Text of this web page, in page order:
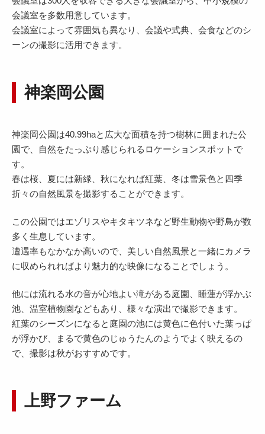
会議室を多数用意しています。
会議室によって雰囲気も異なり、会議や式典、会食などのシ
ーンの撮影に活用できます。
神楽岡公園
神楽岡公園は40.99haと広大な面積を持つ樹林に囲まれた公
園で、自然をたっぷり感じられるロケーションスポットで
す。
春は桜、夏には新緑、秋になれば紅葉、冬は雪景色と四季
折々の自然風景を撮影することができます。
この公園ではエゾリスやキタキツネなど野生動物や野鳥が数
多く生息しています。
遭遇率もなかなか高いので、美しい自然風景と一緒にカメラ
に収められればより魅力的な映像になることでしょう。
他には流れる水の音が心地よい滝がある庭園、睡蓮が浮かぶ
池、温室植物園などもあり、様々な演出で撮影できます。
紅葉のシーズンになると庭園の池には黄色に色付いた葉っぱ
が浮かび、まるで黄色のじゅうたんのようでよく映えるの
で、撮影は秋がおすすめです。
上野ファーム